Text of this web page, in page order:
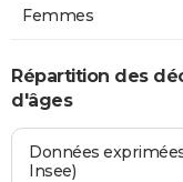
Femmes
Répartition des
d'âges
Données
Insee)